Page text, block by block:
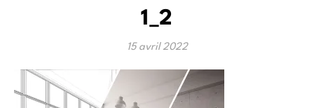
1_2
15 avril 2022